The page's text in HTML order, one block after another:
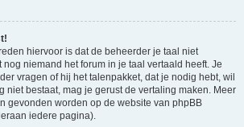
hiervoor is dat de beheerder je taal niet
niemand het forum in je taal vertaald heeft. Je
vragen of hij het talenpakket, dat je nodig hebt, wil
niet bestaat, mag je gerust de vertaling maken. Meer
gevonden worden op de website van phpBB
iedere pagina).